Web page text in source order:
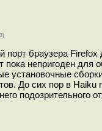
порт браузера
непригоден для
установочные
До сих пор в
подозрительного